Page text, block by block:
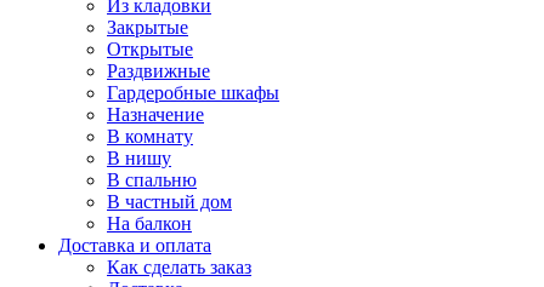
Из кладовки
Закрытые
Открытые
Раздвижные
Гардеробные шкафы
Назначение
В комнату
В нишу
В спальню
В частный дом
На балкон
Доставка и оплата
Как сделать заказ